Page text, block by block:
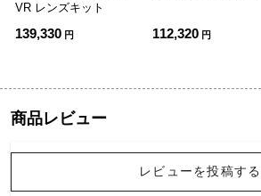
VR レンズキット
139,330 円 112,320 円
商品レビュー
レビューを投稿する